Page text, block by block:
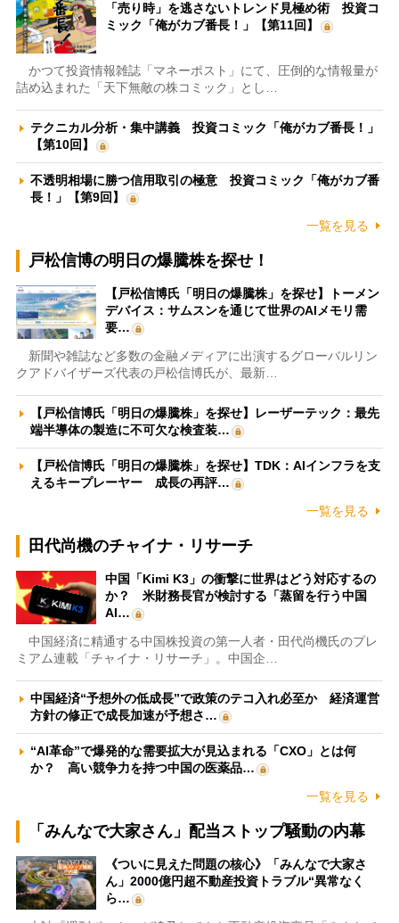
「売り時」を逃さないトレンド見極め術 投資コ
ミック「俺がカブ番長！」【第11回】
かつて投資情報雑誌「マネーポスト」にて、圧倒的な情報量が
詰め込まれた「天下無敵の株コミック」とし…
テクニカル分析・集中講義 投資コミック「俺がカブ番長！」
【第10回】
不透明相場に勝つ信用取引の極意 投資コミック「俺がカブ番
長！」【第9回】
一覧を見る
戸松信博の明日の爆騰株を探せ！
【戸松信博氏「明日の爆騰株」を探せ】トーメン
デバイス：サムスンを通じて世界のAIメモリ需
要…
新聞や雑誌など多数の金融メディアに出演するグローバルリン
クアドバイザーズ代表の戸松信博氏が、最新…
【戸松信博氏「明日の爆騰株」を探せ】レーザーテック：最先
端半導体の製造に不可欠な検査装…
【戸松信博氏「明日の爆騰株」を探せ】TDK：AIインフラを支
えるキープレーヤー 成長の再評…
一覧を見る
田代尚機のチャイナ・リサーチ
中国「Kimi K3」の衝撃に世界はどう対応するの
か？ 米財務長官が検討する「蒸留を行う中国
AI…
中国経済に精通する中国株投資の第一人者・田代尚機氏のプレ
ミアム連載「チャイナ・リサーチ」。中国企…
中国経済“予想外の低成長”で政策のテコ入れ必至か 経済運営
方針の修正で成長加速が予想さ…
“AI革命”で爆発的な需要拡大が見込まれる「CXO」とは何
か？ 高い競争力を持つ中国の医薬品…
一覧を見る
「みんなで大家さん」配当ストップ騒動の内幕
《ついに見えた問題の核心》「みんなで大家さ
ん」2000億円超不動産投資トラブル“異常なく
ら…